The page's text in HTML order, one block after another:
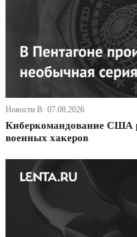
Новости В· 07.08.2026
Киберкомандование США
военных хакеров